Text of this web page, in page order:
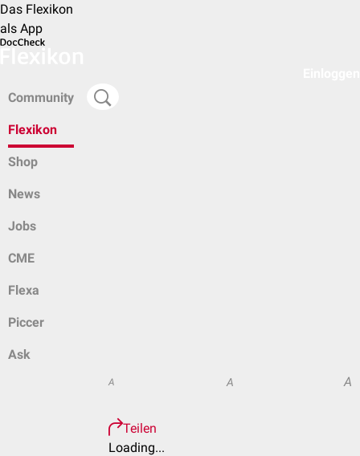
Das Flexikon
als App
Community
Flexikon
Shop
News
Jobs
CME
Flexa
Piccer
Ask
A A A
Teilen
Loading...